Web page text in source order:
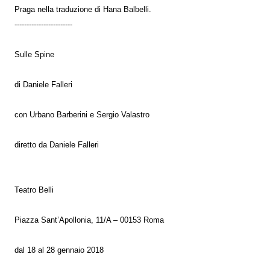
Praga nella traduzione di Hana Balbelli.
------------------------
Sulle Spine
di Daniele Falleri
con Urbano Barberini e Sergio Valastro
diretto da Daniele Falleri
Teatro Belli
Piazza Sant’Apollonia, 11/A – 00153 Roma
dal 18 al 28 gennaio 2018